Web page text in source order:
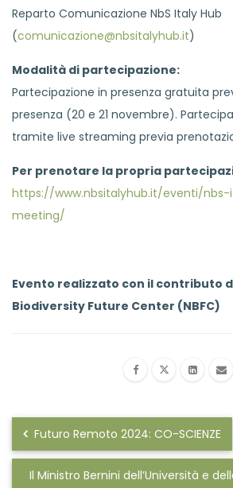
Reparto Comunicazione NbS Italy Hub
(comunicazione@nbsitalyhub.it)
Modalità di partecipazione:
Partecipazione in presenza gratuita
presenza (20 e 21 novembre).
tramite live streaming previa
Per prenotare la propria
https://www.nbsitalyhub.it/eventi/
meeting/
Evento realizzato con il contributo
Biodiversity Future Center (NBFC)
Futuro Remoto 2024: CO-SCIENZE
Il Ministro Bernini dell’Università e